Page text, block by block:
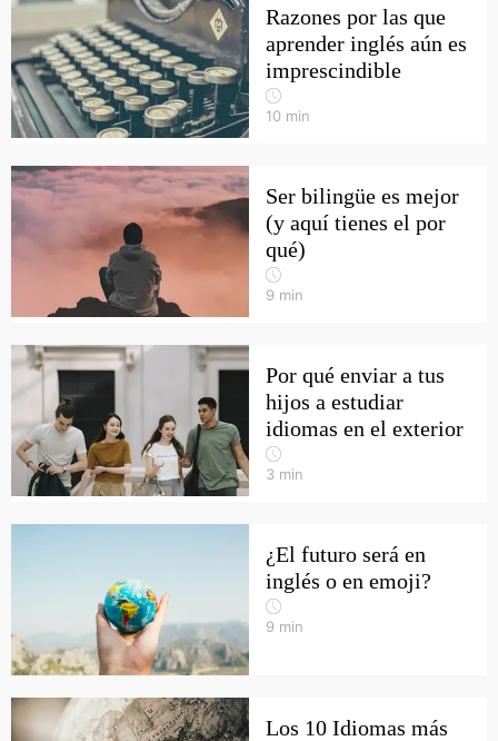
Razones por las que
aprender inglés aún es
imprescindible
10 min
Ser bilingüe es mejor
(y aquí tienes el por
qué)
9 min
Por qué enviar a tus
hijos a estudiar
idiomas en el exterior
3 min
¿El futuro será en
inglés o en emoji?
9 min
Los 10 Idiomas más